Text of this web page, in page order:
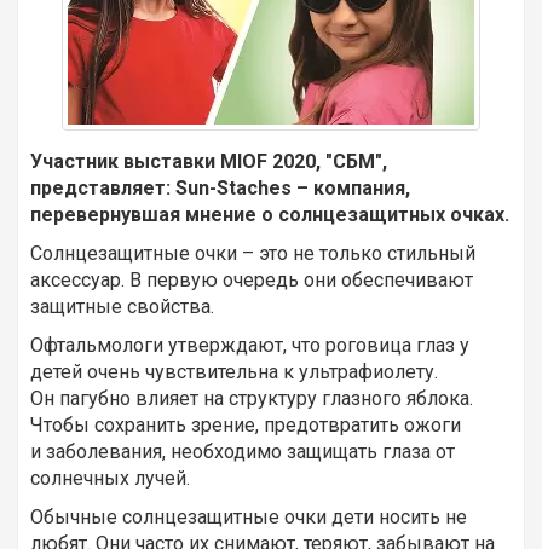
Участник выставки MIOF 2020, "СБМ",
представляет: Sun-Staches – компания,
перевернувшая мнение о солнцезащитных очках.
Солнцезащитные очки – это не только стильный
аксессуар. В первую очередь они обеспечивают
защитные свойства.
Офтальмологи утверждают, что роговица глаз у
детей очень чувствительна к ультрафиолету.
Он пагубно влияет на структуру глазного яблока.
Чтобы сохранить зрение, предотвратить ожоги
и заболевания, необходимо защищать глаза от
солнечных лучей.
Обычные солнцезащитные очки дети носить не
любят. Они часто их снимают, теряют, забывают на